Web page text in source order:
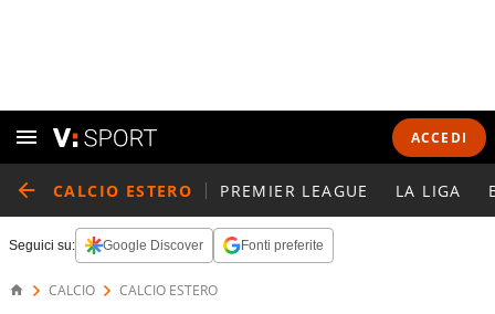
ACCEDI
CALCIO ESTERO PREMIER LEAGUE LA LIGA
Seguici su: Google Discover Fonti preferite
CALCIO CALCIO ESTERO